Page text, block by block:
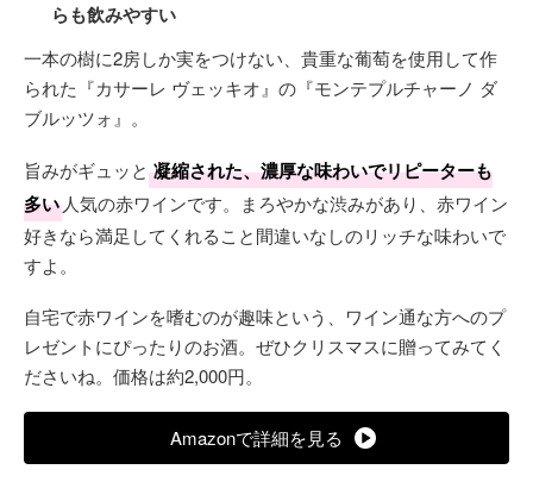
らも飲みやすい
一本の樹に2房しか実をつけない、貴重な葡萄を使用して作
られた『カサーレ ヴェッキオ』の『モンテプルチャーノ ダ
ブルッツォ』。
旨みがギュッと 凝縮された、濃厚な味わいでリピーターも
多い 人気の赤ワインです。まろやかな渋みがあり、赤ワイン
好きなら満足してくれること間違いなしのリッチな味わいで
すよ。
自宅で赤ワインを嗜むのが趣味という、ワイン通な方へのプ
レゼントにぴったりのお酒。ぜひクリスマスに贈ってみてく
ださいね。価格は約2,000円。
Amazonで詳細を見る